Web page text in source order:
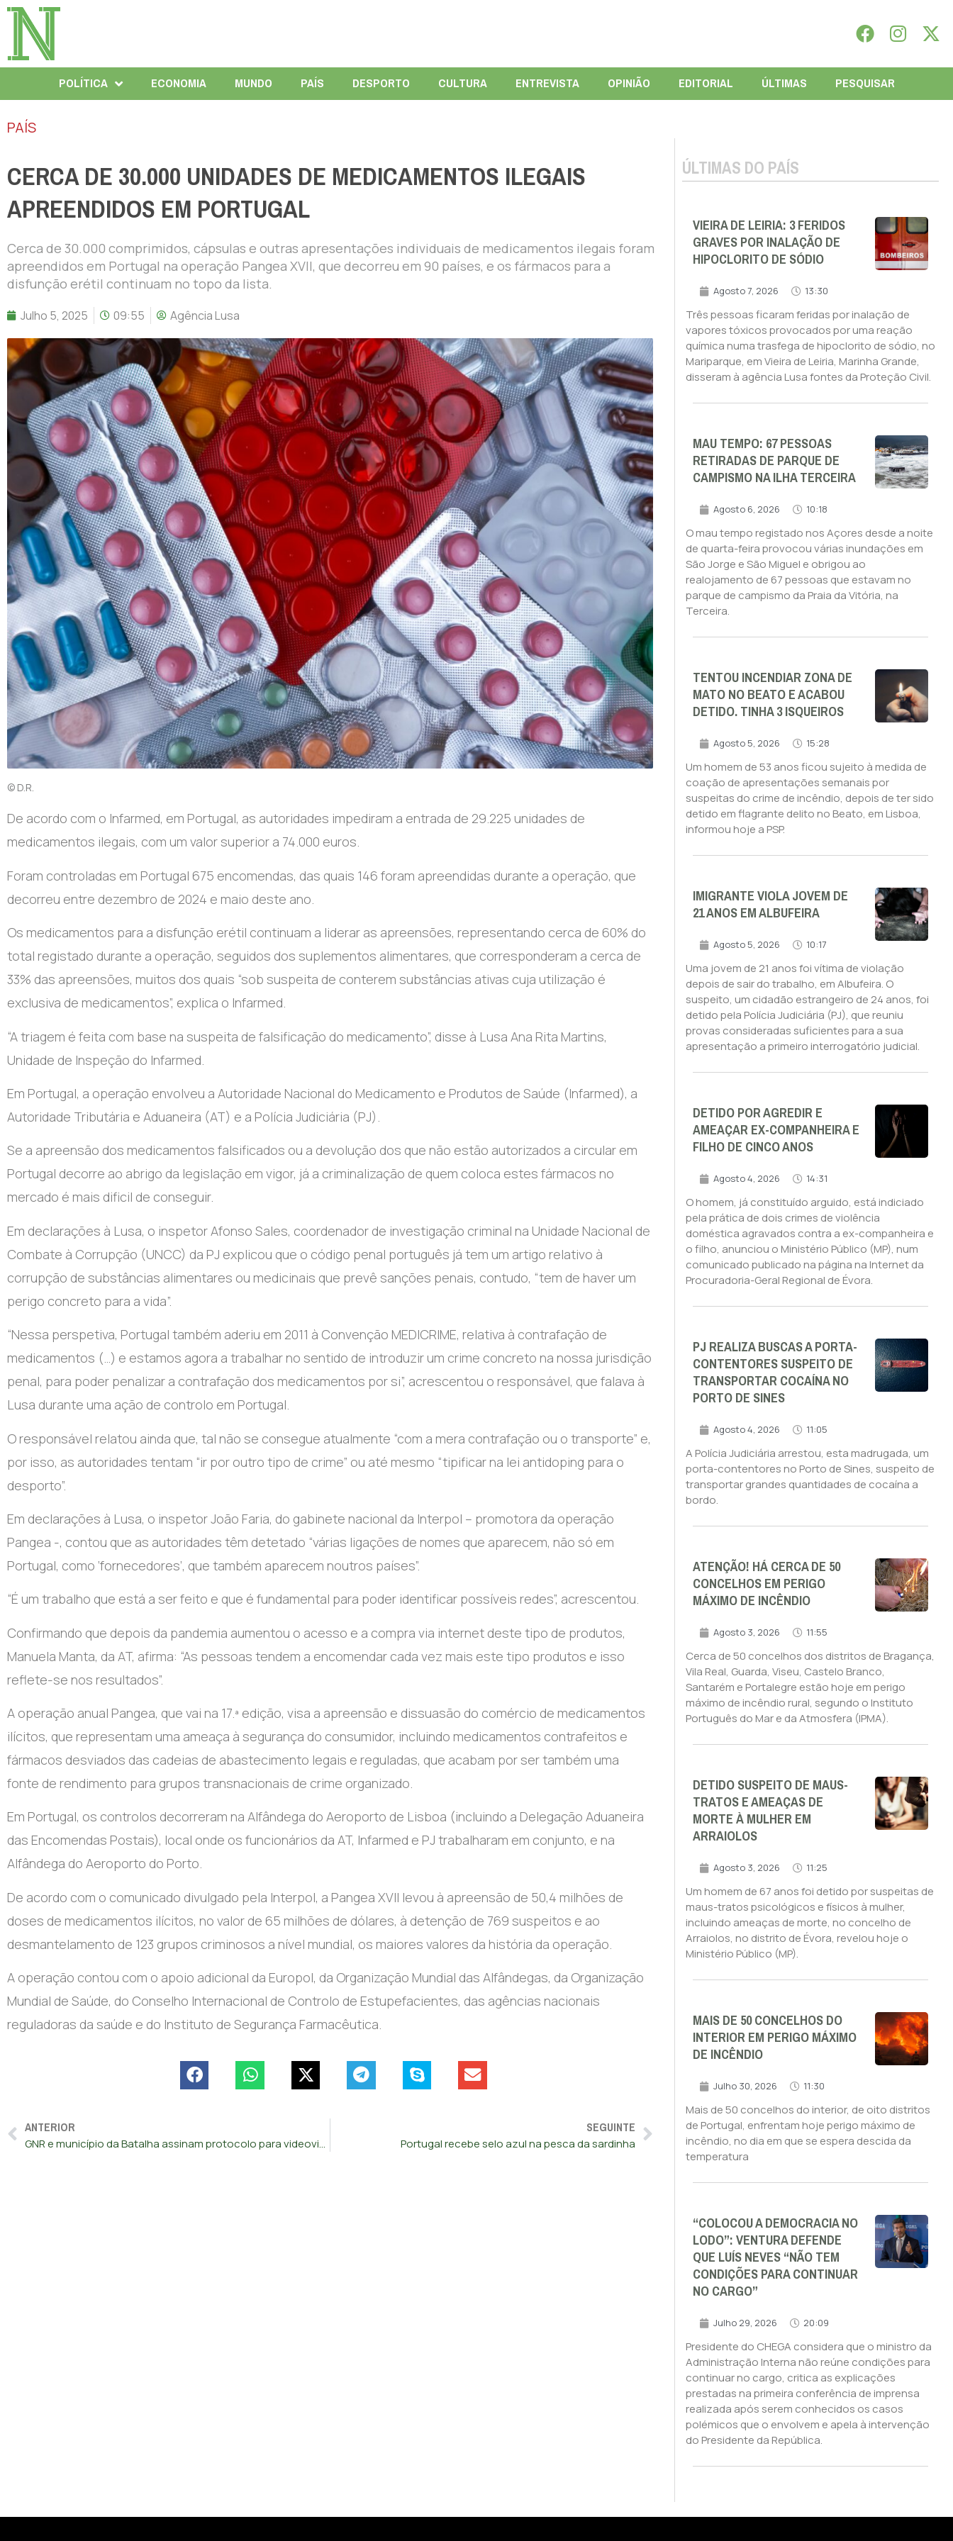
POLÍTICA ECONOMIA MUNDO PAÍS DESPORTO CULTURA ENTREVISTA OPINIÃO EDITORIAL ÚLTIMAS PESQUISAR
PAÍS
CERCA DE 30.000 UNIDADES DE MEDICAMENTOS ILEGAIS
APREENDIDOS EM PORTUGAL
Cerca de 30.000 comprimidos, cápsulas e outras apresentações individuais de medicamentos ilegais foram
apreendidos em Portugal na operação Pangea XVII, que decorreu em 90 países, e os fármacos para a
disfunção erétil continuam no topo da lista.
Julho 5, 2025 09:55 Agência Lusa
© D.R.
De acordo com o Infarmed, em Portugal, as autoridades impediram a entrada de 29.225 unidades de
medicamentos ilegais, com um valor superior a 74.000 euros.
Foram controladas em Portugal 675 encomendas, das quais 146 foram apreendidas durante a operação, que
decorreu entre dezembro de 2024 e maio deste ano.
Os medicamentos para a disfunção erétil continuam a liderar as apreensões, representando cerca de 60% do
total registado durante a operação, seguidos dos suplementos alimentares, que corresponderam a cerca de
33% das apreensões, muitos dos quais “sob suspeita de conterem substâncias ativas cuja utilização é
exclusiva de medicamentos”, explica o Infarmed.
“A triagem é feita com base na suspeita de falsificação do medicamento”, disse à Lusa Ana Rita Martins,
Unidade de Inspeção do Infarmed.
Em Portugal, a operação envolveu a Autoridade Nacional do Medicamento e Produtos de Saúde (Infarmed), a
Autoridade Tributária e Aduaneira (AT) e a Polícia Judiciária (PJ).
Se a apreensão dos medicamentos falsificados ou a devolução dos que não estão autorizados a circular em
Portugal decorre ao abrigo da legislação em vigor, já a criminalização de quem coloca estes fármacos no
mercado é mais dificil de conseguir.
Em declarações à Lusa, o inspetor Afonso Sales, coordenador de investigação criminal na Unidade Nacional de
Combate à Corrupção (UNCC) da PJ explicou que o código penal português já tem um artigo relativo à
corrupção de substâncias alimentares ou medicinais que prevê sanções penais, contudo, “tem de haver um
perigo concreto para a vida”.
“Nessa perspetiva, Portugal também aderiu em 2011 à Convenção MEDICRIME, relativa à contrafação de
medicamentos (…) e estamos agora a trabalhar no sentido de introduzir um crime concreto na nossa jurisdição
penal, para poder penalizar a contrafação dos medicamentos por si”, acrescentou o responsável, que falava à
Lusa durante uma ação de controlo em Portugal.
O responsável relatou ainda que, tal não se consegue atualmente “com a mera contrafação ou o transporte” e,
por isso, as autoridades tentam “ir por outro tipo de crime” ou até mesmo “tipificar na lei antidoping para o
desporto”.
Em declarações à Lusa, o inspetor João Faria, do gabinete nacional da Interpol – promotora da operação
Pangea -, contou que as autoridades têm detetado “várias ligações de nomes que aparecem, não só em
Portugal, como ‘fornecedores’, que também aparecem noutros países”.
“É um trabalho que está a ser feito e que é fundamental para poder identificar possíveis redes”, acrescentou.
Confirmando que depois da pandemia aumentou o acesso e a compra via internet deste tipo de produtos,
Manuela Manta, da AT, afirma: “As pessoas tendem a encomendar cada vez mais este tipo produtos e isso
reflete-se nos resultados”.
A operação anual Pangea, que vai na 17.ª edição, visa a apreensão e dissuasão do comércio de medicamentos
ilícitos, que representam uma ameaça à segurança do consumidor, incluindo medicamentos contrafeitos e
fármacos desviados das cadeias de abastecimento legais e reguladas, que acabam por ser também uma
fonte de rendimento para grupos transnacionais de crime organizado.
Em Portugal, os controlos decorreram na Alfândega do Aeroporto de Lisboa (incluindo a Delegação Aduaneira
das Encomendas Postais), local onde os funcionários da AT, Infarmed e PJ trabalharam em conjunto, e na
Alfândega do Aeroporto do Porto.
De acordo com o comunicado divulgado pela Interpol, a Pangea XVII levou à apreensão de 50,4 milhões de
doses de medicamentos ilícitos, no valor de 65 milhões de dólares, à detenção de 769 suspeitos e ao
desmantelamento de 123 grupos criminosos a nível mundial, os maiores valores da história da operação.
A operação contou com o apoio adicional da Europol, da Organização Mundial das Alfândegas, da Organização
Mundial de Saúde, do Conselho Internacional de Controlo de Estupefacientes, das agências nacionais
reguladoras da saúde e do Instituto de Segurança Farmacêutica.
ANTERIOR
GNR e município da Batalha assinam protocolo para videovigilância
SEGUINTE
Portugal recebe selo azul na pesca da sardinha
ÚLTIMAS DO PAÍS
VIEIRA DE LEIRIA: 3 FERIDOS
GRAVES POR INALAÇÃO DE
HIPOCLORITO DE SÓDIO
Agosto 7, 2026 13:30
Três pessoas ficaram feridas por inalação de
vapores tóxicos provocados por uma reação
química numa trasfega de hipoclorito de sódio, no
Mariparque, em Vieira de Leiria, Marinha Grande,
disseram à agência Lusa fontes da Proteção Civil.
MAU TEMPO: 67 PESSOAS
RETIRADAS DE PARQUE DE
CAMPISMO NA ILHA TERCEIRA
Agosto 6, 2026 10:18
O mau tempo registado nos Açores desde a noite
de quarta-feira provocou várias inundações em
São Jorge e São Miguel e obrigou ao
realojamento de 67 pessoas que estavam no
parque de campismo da Praia da Vitória, na
Terceira.
TENTOU INCENDIAR ZONA DE
MATO NO BEATO E ACABOU
DETIDO. TINHA 3 ISQUEIROS
Agosto 5, 2026 15:28
Um homem de 53 anos ficou sujeito à medida de
coação de apresentações semanais por
suspeitas do crime de incêndio, depois de ter sido
detido em flagrante delito no Beato, em Lisboa,
informou hoje a PSP.
IMIGRANTE VIOLA JOVEM DE
21 ANOS EM ALBUFEIRA
Agosto 5, 2026 10:17
Uma jovem de 21 anos foi vítima de violação
depois de sair do trabalho, em Albufeira. O
suspeito, um cidadão estrangeiro de 24 anos, foi
detido pela Polícia Judiciária (PJ), que reuniu
provas consideradas suficientes para a sua
apresentação a primeiro interrogatório judicial.
DETIDO POR AGREDIR E
AMEAÇAR EX-COMPANHEIRA E
FILHO DE CINCO ANOS
Agosto 4, 2026 14:31
O homem, já constituído arguido, está indiciado
pela prática de dois crimes de violência
doméstica agravados contra a ex-companheira e
o filho, anunciou o Ministério Público (MP), num
comunicado publicado na página na Internet da
Procuradoria-Geral Regional de Évora.
PJ REALIZA BUSCAS A PORTA-
CONTENTORES SUSPEITO DE
TRANSPORTAR COCAÍNA NO
PORTO DE SINES
Agosto 4, 2026 11:05
A Polícia Judiciária arrestou, esta madrugada, um
porta-contentores no Porto de Sines, suspeito de
transportar grandes quantidades de cocaína a
bordo.
ATENÇÃO! HÁ CERCA DE 50
CONCELHOS EM PERIGO
MÁXIMO DE INCÊNDIO
Agosto 3, 2026 11:55
Cerca de 50 concelhos dos distritos de Bragança,
Vila Real, Guarda, Viseu, Castelo Branco,
Santarém e Portalegre estão hoje em perigo
máximo de incêndio rural, segundo o Instituto
Português do Mar e da Atmosfera (IPMA).
DETIDO SUSPEITO DE MAUS-
TRATOS E AMEAÇAS DE
MORTE À MULHER EM
ARRAIOLOS
Agosto 3, 2026 11:25
Um homem de 67 anos foi detido por suspeitas de
maus-tratos psicológicos e físicos à mulher,
incluindo ameaças de morte, no concelho de
Arraiolos, no distrito de Évora, revelou hoje o
Ministério Público (MP).
MAIS DE 50 CONCELHOS DO
INTERIOR EM PERIGO MÁXIMO
DE INCÊNDIO
Julho 30, 2026 11:30
Mais de 50 concelhos do interior, de oito distritos
de Portugal, enfrentam hoje perigo máximo de
incêndio, no dia em que se espera descida da
temperatura
“COLOCOU A DEMOCRACIA NO
LODO”: VENTURA DEFENDE
QUE LUÍS NEVES “NÃO TEM
CONDIÇÕES PARA CONTINUAR
NO CARGO”
Julho 29, 2026 20:09
Presidente do CHEGA considera que o ministro da
Administração Interna não reúne condições para
continuar no cargo, critica as explicações
prestadas na primeira conferência de imprensa
realizada após serem conhecidos os casos
polémicos que o envolvem e apela à intervenção
do Presidente da República.